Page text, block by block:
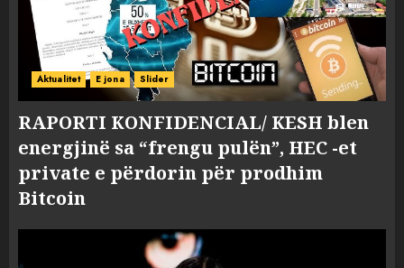
Aktualitet E jona Slider
RAPORTI KONFIDENCIAL/ KESH blen
energjinë sa “frengu pulën”, HEC -et
private e përdorin për prodhim
Bitcoin